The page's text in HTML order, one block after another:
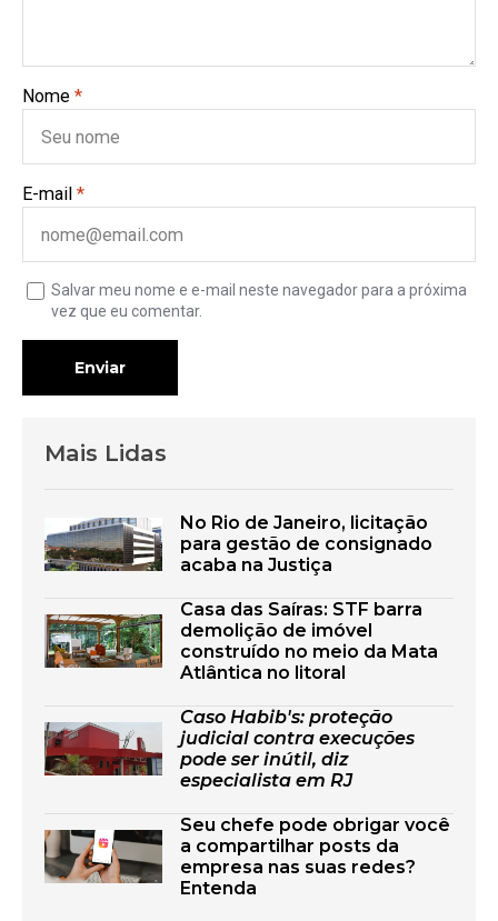
Nome *
E-mail *
Salvar meu nome e e-mail neste navegador para a próxima
vez que eu comentar.
Enviar
Mais Lidas
No Rio de Janeiro, licitação
para gestão de consignado
acaba na Justiça
Casa das Saíras: STF barra
demolição de imóvel
construído no meio da Mata
Atlântica no litoral
Caso Habib's: proteção
judicial contra execuções
pode ser inútil, diz
especialista em RJ
Seu chefe pode obrigar você
a compartilhar posts da
empresa nas suas redes?
Entenda